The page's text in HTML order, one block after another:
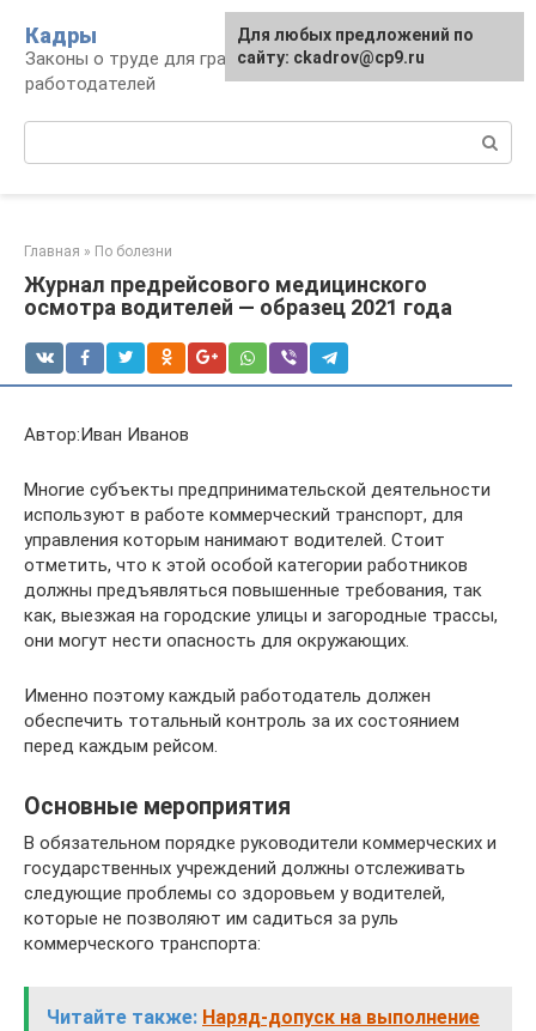
контенту
Кадры
Законы о труде для граждан и
работодателей
Главная » По болезни
Журнал предрейсового медицинского
осмотра водителей — образец 2021 года
Автор:Иван Иванов
Многие субъекты предпринимательской деятельности
используют в работе коммерческий транспорт, для
управления которым нанимают водителей. Стоит
отметить, что к этой особой категории работников
должны предъявляться повышенные требования, так
как, выезжая на городские улицы и загородные трассы,
они могут нести опасность для окружающих.
Именно поэтому каждый работодатель должен
обеспечить тотальный контроль за их состоянием
перед каждым рейсом.
Основные мероприятия
В обязательном порядке руководители коммерческих и
государственных учреждений должны отслеживать
следующие проблемы со здоровьем у водителей,
которые не позволяют им садиться за руль
коммерческого транспорта:
Читайте также: Наряд-допуск на выполнение
Для любых предложений по
сайту: ckadrov@cp9.ru